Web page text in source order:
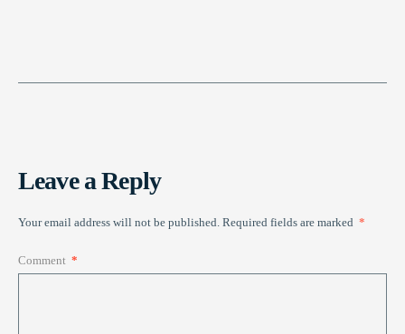
Leave a Reply
Your email address will not be published. Required fields are marked *
Comment *